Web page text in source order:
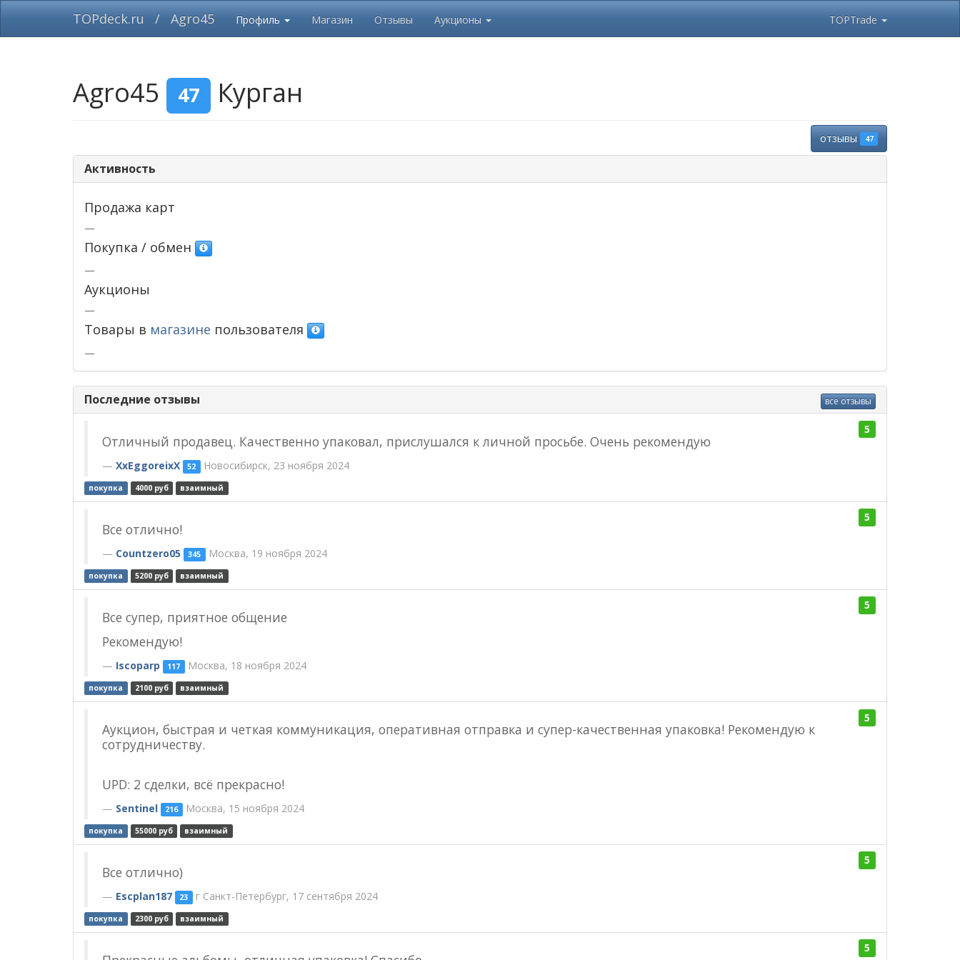
TOPdeck.ru / Agro45 Профиль Магазин Отзывы Аукционы TOPTrade
Agro45 47 Курган
отзывы 47
Активность
Продажа карт
—
Покупка / обмен
—
Аукционы
—
Товары в магазине пользователя
—
Последние отзывы все отзывы
5
Отличный продавец. Качественно упаковал, прислушался к личной просьбе. Очень рекомендую
XxEggoreixX 52 Новосибирск, 23 ноября 2024
покупка 4000 руб взаимный
5
Все отлично!
Countzero05 345 Москва, 19 ноября 2024
покупка 5200 руб взаимный
5
Все супер, приятное общение
Рекомендую!
Iscoparp 117 Москва, 18 ноября 2024
покупка 2100 руб взаимный
5
Аукцион, быстрая и четкая коммуникация, оперативная отправка и супер-качественная упаковка! Рекомендую к
сотрудничеству.
UPD: 2 сделки, всё прекрасно!
Sentinel 216 Москва, 15 ноября 2024
покупка 55000 руб взаимный
5
Все отлично)
Escplan187 23 г Санкт-Петербург, 17 сентября 2024
покупка 2300 руб взаимный
5